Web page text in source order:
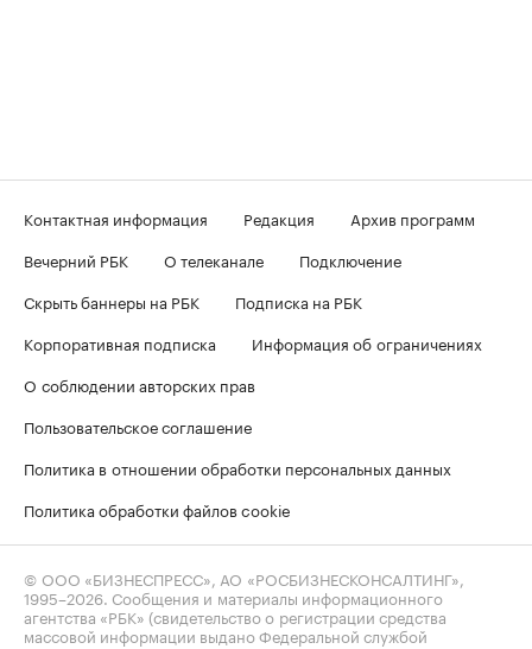
Контактная информация Редакция
Архив программ
Вечерний РБК
О телеканале
Подключение
Скрыть баннеры на РБК
Подписка на РБК
Корпоративная подписка
Информация об ограничениях
О соблюдении авторских прав
Пользовательское соглашение
Политика в отношении обработки персональных данных
Политика обработки файлов cookie
© ООО «БИЗНЕСПРЕСС», АО «РОСБИЗНЕСКОНСАЛТИНГ»,
1995–2026 . Сообщения и материалы информационного
агентства «РБК» (свидетельство о регистрации средства
массовой информации выдано Федеральной службой